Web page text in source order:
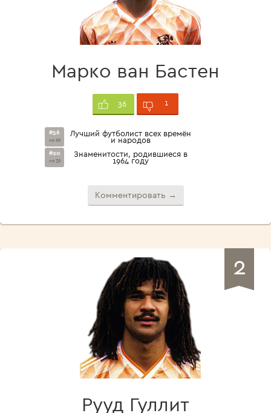
Марко ван Бастен
36 1
#56
из 69
Лучший футболист всех времён
и народов
#20
из 39
Знаменитости, родившиеся в
1964 году
Комментировать →
2
Рууд Гуллит